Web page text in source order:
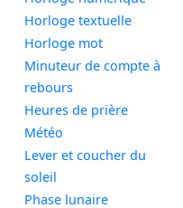
Horloge textuelleWidget
Horloge motWidget
Minuteur de compte à
rebours
Heures de prièreWidget
Météo
Lever et coucher du
soleil
Phase lunaireWidget